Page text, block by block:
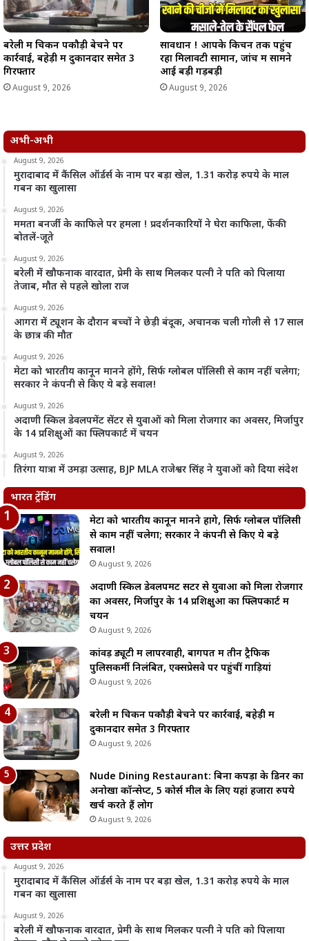
बरेली में चिकन पकौड़ी बेचने पर
कार्रवाई, बहेड़ी में दुकानदार समेत 3
गिरफ्तार
August 9, 2026
सावधान ! आपके किचन तक पहुंच
रहा मिलावटी सामान, जांच में सामने
आई बड़ी गड़बड़ी
August 9, 2026
अभी-अभी
August 9, 2026
मुरादाबाद में कैंसिल ऑर्डर्स के नाम पर बड़ा खेल, 1.31 करोड़ रुपये के माल
गबन का खुलासा
August 9, 2026
ममता बनर्जी के काफिले पर हमला ! प्रदर्शनकारियों ने घेरा काफिला, फेंकी
बोतलें-जूते
August 9, 2026
बरेली में खौफनाक वारदात, प्रेमी के साथ मिलकर पत्नी ने पति को पिलाया
तेजाब, मौत से पहले खोला राज
August 9, 2026
आगरा में ट्यूशन के दौरान बच्चों ने छेड़ी बंदूक, अचानक चली गोली से 17 साल
के छात्र की मौत
August 9, 2026
मेटा को भारतीय कानून मानने होंगे, सिर्फ ग्लोबल पॉलिसी से काम नहीं चलेगा;
सरकार ने कंपनी से किए ये बड़े सवाल!
August 9, 2026
अदाणी स्किल डेवलपमेंट सेंटर से युवाओं को मिला रोजगार का अवसर, मिर्जापुर
के 14 प्रशिक्षुओं का फ्लिपकार्ट में चयन
August 9, 2026
तिरंगा यात्रा में उमड़ा उत्साह, BJP MLA राजेश्वर सिंह ने युवाओं को दिया संदेश
भारत ट्रेंडिंग
मेटा को भारतीय कानून मानने होंगे, सिर्फ ग्लोबल पॉलिसी
से काम नहीं चलेगा; सरकार ने कंपनी से किए ये बड़े
सवाल!
August 9, 2026
अदाणी स्किल डेवलपमेंट सेंटर से युवाओं को मिला रोजगार
का अवसर, मिर्जापुर के 14 प्रशिक्षुओं का फ्लिपकार्ट में
चयन
August 9, 2026
कांवड़ ड्यूटी में लापरवाही, बागपत में तीन ट्रैफिक
पुलिसकर्मी निलंबित, एक्सप्रेसवे पर पहुंचीं गाड़ियां
August 9, 2026
बरेली में चिकन पकौड़ी बेचने पर कार्रवाई, बहेड़ी में
दुकानदार समेत 3 गिरफ्तार
August 9, 2026
Nude Dining Restaurant: बिना कपड़ों के डिनर का
अनोखा कॉन्सेप्ट, 5 कोर्स मील के लिए यहां हजारों रुपये
खर्च करते हैं लोग
August 9, 2026
उत्तर प्रदेश
August 9, 2026
मुरादाबाद में कैंसिल ऑर्डर्स के नाम पर बड़ा खेल, 1.31 करोड़ रुपये के माल
गबन का खुलासा
August 9, 2026
बरेली में खौफनाक वारदात, प्रेमी के साथ मिलकर पत्नी ने पति को पिलाया